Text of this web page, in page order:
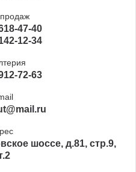
47-40
12-34
72-63
шоссе, д.81, стр.9,